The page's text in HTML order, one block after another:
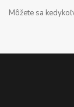
Môžete sa